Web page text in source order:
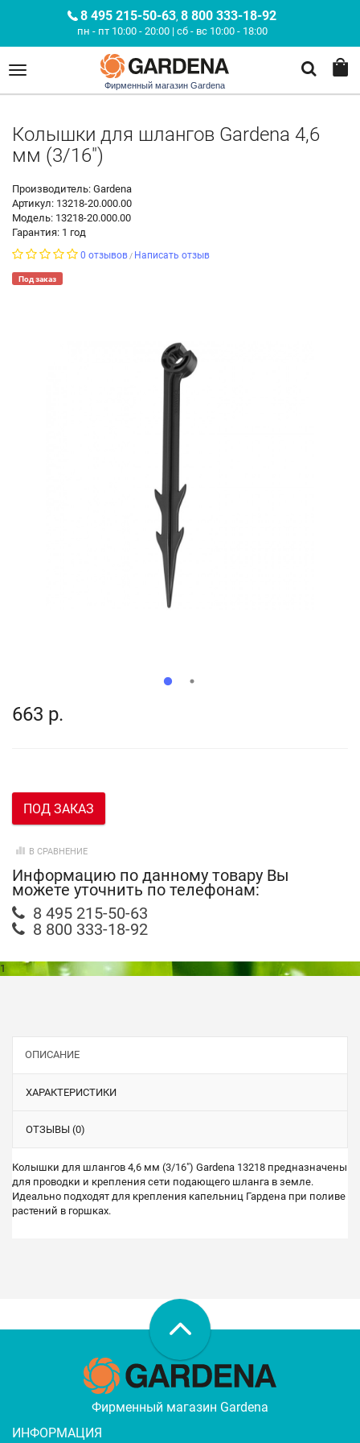
8 495 215-50-63, 8 800 333-18-92
пн - пт 10:00 - 20:00 | сб - вс 10:00 - 18:00
Фирменный магазин Gardena
Колышки для шлангов Gardena 4,6
мм (3/16")
Производитель: Gardena
Артикул: 13218-20.000.00
Модель: 13218-20.000.00
Гарантия: 1 год
0 отзывов / Написать отзыв
Под заказ
663 р.
ПОД ЗАКАЗ
В СРАВНЕНИЕ
Информацию по данному товару Вы
можете уточнить по телефонам:
8 495 215-50-63
8 800 333-18-92
1
ОПИСАНИЕ
ХАРАКТЕРИСТИКИ
ОТЗЫВЫ (0)
Колышки для шлангов 4,6 мм (3/16") Gardena 13218 предназначены
для проводки и крепления сети подающего шланга в земле.
Идеально подходят для крепления капельниц Гардена при поливе
растений в горшках.
Фирменный магазин Gardena
ИНФОРМАЦИЯ